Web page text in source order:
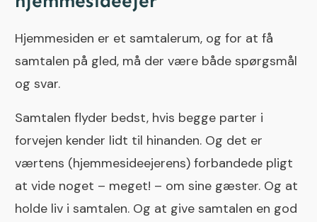
Hjemmesiden er et samtalerum, og for at få
samtalen på gled, må der være både spørgsmål
og svar.
Samtalen flyder bedst, hvis begge parter i
forvejen kender lidt til hinanden. Og det er
værtens (hjemmesideejerens) forbandede pligt
at vide noget – meget! – om sine gæster. Og at
holde liv i samtalen. Og at give samtalen en god